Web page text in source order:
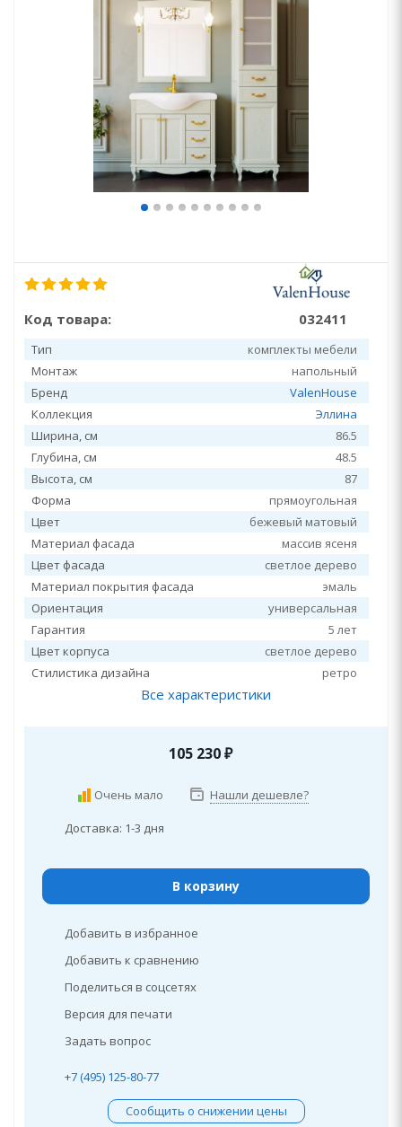
Код товара: 032411
Тип
комплекты мебели
Монтаж
напольный
Бренд
ValenHouse
Коллекция
Эллина
Ширина, см
86.5
Глубина, см
48.5
Высота, см
87
Форма
прямоугольная
Цвет
бежевый матовый
Материал фасада
массив ясеня
Цвет фасада
светлое дерево
Материал покрытия фасада
эмаль
Ориентация
универсальная
Гарантия
5 лет
Цвет корпуса
светлое дерево
Стилистика дизайна
ретро
Все характеристики
105 230₽
Очень мало Нашли дешевле?
Доставка: 1-3 дня
В корзину
Добавить в избранное
Добавить к сравнению
Поделиться в соцсетях
Версия для печати
Задать вопрос
+7 (495) 125-80-77
Сообщить о снижении цены